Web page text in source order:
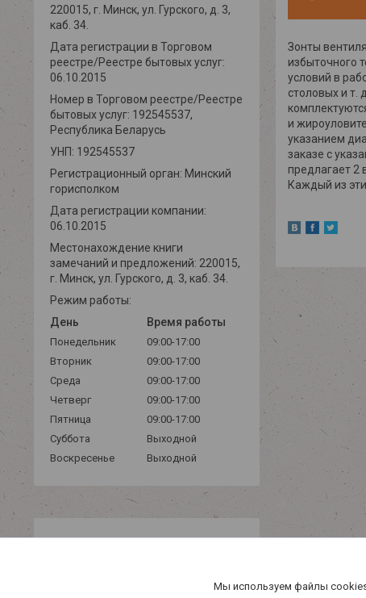
Зонты
избыточного
условий в
столовых и т.
и
указанием
заказе с
предлагает 2
Каждый из
220015, г. Минск, ул. Гурского, д. 3,
каб. 34.
Дата регистрации в Торговом
реестре/Реестре бытовых услуг:
06.10.2015
Номер в Торговом реестре/Реестре
бытовых услуг: 192545537,
Республика Беларусь
УНП: 192545537
Регистрационный орган: Минский
горисполком
Дата регистрации компании:
06.10.2015
Местонахождение книги
замечаний и предложений: 220015,
г. Минск, ул. Гурского, д. 3, каб. 34.
Режим работы:
День
Время работы
Понедельник
09:00-17:00
Вторник
09:00-17:00
Среда
09:00-17:00
Четверг
09:00-17:00
Пятница
09:00-17:00
Суббота
Выходной
Воскресенье
Выходной
Мы используем файлы cookies